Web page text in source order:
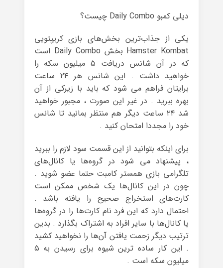
دیلی کمبو Daily Combo چیست؟
یکی از جذاب‌ترین بخش‌های بازی کریپتویی
Hamster Kombat بخش Daily Combo است
که در آن شانس دریافت ۵ میلیون سکه را
خواهید داشت . این شانس هر ۲۴ ساعت
برایتان فراهم می شود که باید با زیرکی از آن
بهره ببرید . در غیر این صورت ، مجبور خواهید
شد ۲۴ ساعت دیگر هم منتظر بمانید تا شانس
خود را مجددا امتحان کنید .
برای اینکه بتوانید از این قسمت سود لازم را ببرید
، پیشنهاد می شود در گروه‌ها یا کانال‌های
تلگرامی بازی همستر کامبت حتما عضو شوید .
چون در این کانال‌ها یک شخص ممکن است
کارت‌های استخراج صحیح را یافته باشد .
احتمال دارد که این فرد نام کارت‌ها را در گروه‌ها
یا کانال‌ها با سایر افراد به اشتراک بگذارد . بدین
ترتیب دیگر زحمت یافتن آن‌ها را نخواهید کشید
. این کار ساده ترین شیوه برای رسیدن به ۵
میلیون سکه است .